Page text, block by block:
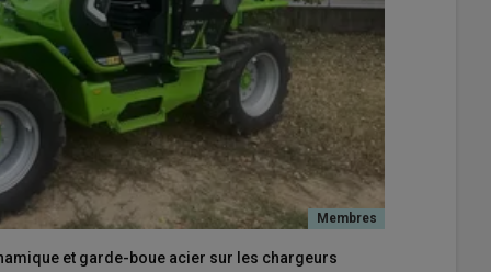
et garde-boue acier sur les chargeurs